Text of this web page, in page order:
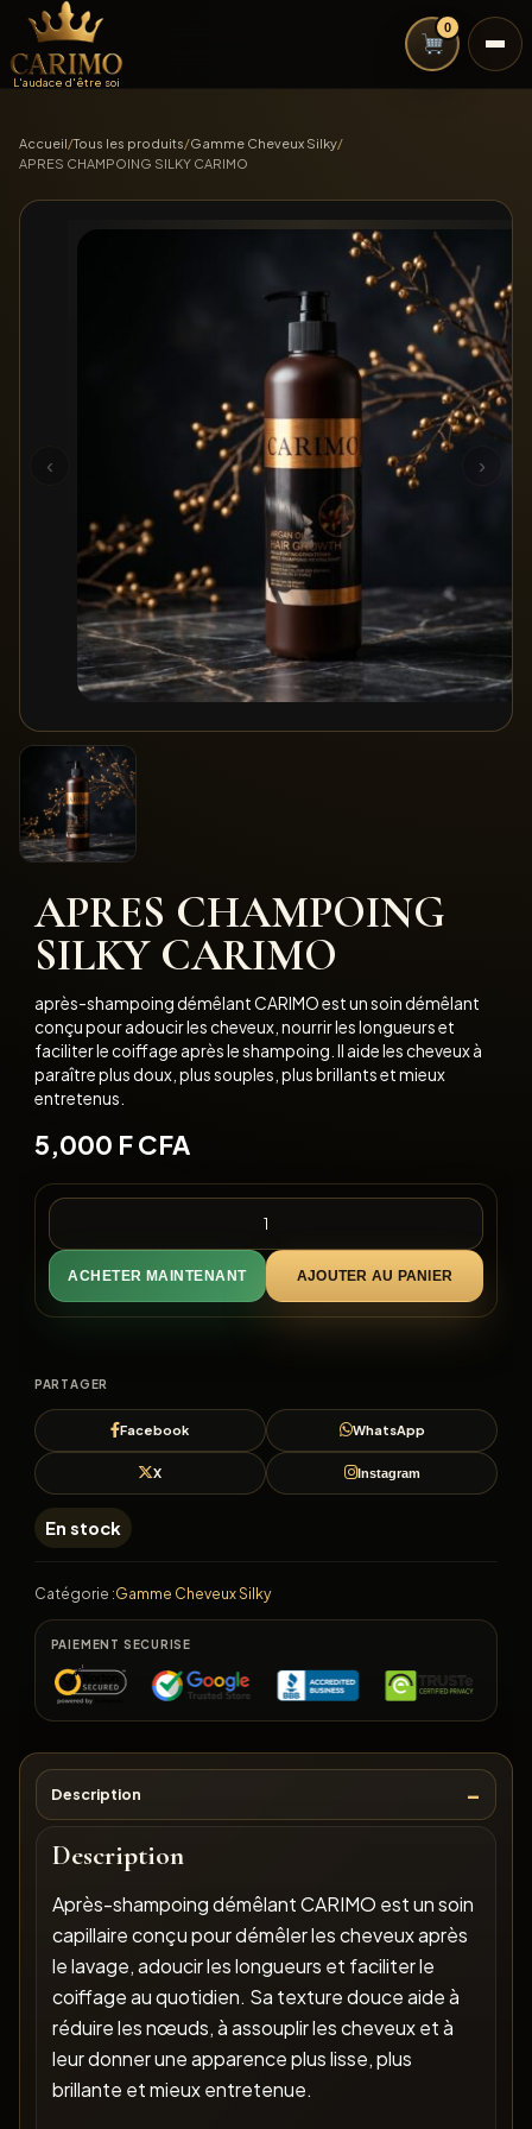
L'audace d'être soi
0
Accueil/Tous les produits/Gamme Cheveux Silky/
APRES CHAMPOING SILKY CARIMO
‹ ›
APRES CHAMPOING
SILKY CARIMO
5,000 F CFA
après-shampoing démêlant CARIMO est un soin démêlant
conçu pour adoucir les cheveux, nourrir les longueurs et
faciliter le coiffage après le shampoing. Il aide les cheveux à
paraître plus doux, plus souples, plus brillants et mieux
entretenus.
AJOUTER AU PANIER
ACHETER MAINTENANT
PARTAGER
Facebook WhatsApp
X Instagram
En stock
Catégorie :Gamme Cheveux Silky
PAIEMENT SECURISE
Description
Description
Après-shampoing démêlant CARIMO est un soin
capillaire conçu pour démêler les cheveux après
le lavage, adoucir les longueurs et faciliter le
coiffage au quotidien. Sa texture douce aide à
réduire les nœuds, à assouplir les cheveux et à
leur donner une apparence plus lisse, plus
brillante et mieux entretenue.